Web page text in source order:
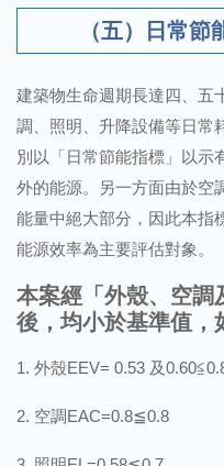
（五）日常節
建築物生命週期長達四、五
調、照明、升降設備等日常
別以「日常節能指標」以示
外的能源。另一方面由於空
能量中絕大部分，因此本指
能源效率為主要評估對象。
本案經「外殼、空調
後，均小於基準值，
外殼EEV= 0.53 及
空調EAC=0.8≦0.8